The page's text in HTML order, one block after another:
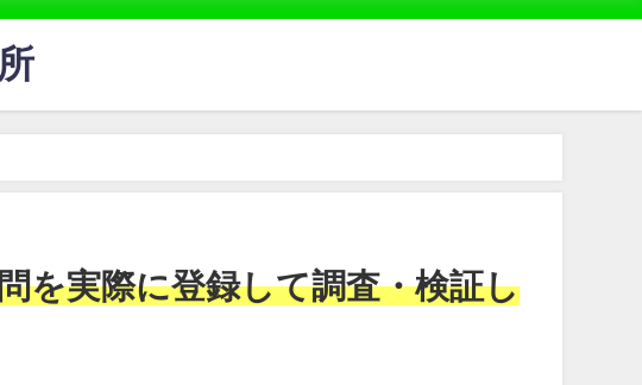
を実際に登録して調査・検証し